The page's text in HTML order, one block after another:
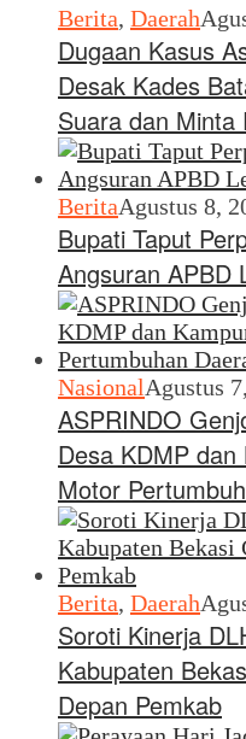
Berita, Daerah
Dugaan Kasus
Desak Kades
Suara dan Minta
BeritaAgustus 8,
Bupati Taput
Angsuran APBD
NasionalAgustus
ASPRINDO
Desa KDMP
Motor
Berita, Daerah
Soroti Kinerja
Kabupaten
Depan Pemkab